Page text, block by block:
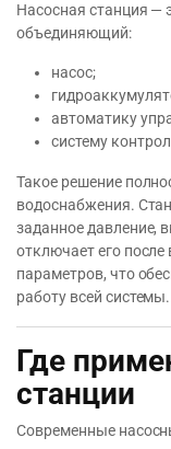
Насосная станция —
объединяющий:
насос;
автоматику
систему
Такое решение
водоснабжения.
заданное давление,
отключает его
параметров, что
работу всей системы.
Где
станции
Современные